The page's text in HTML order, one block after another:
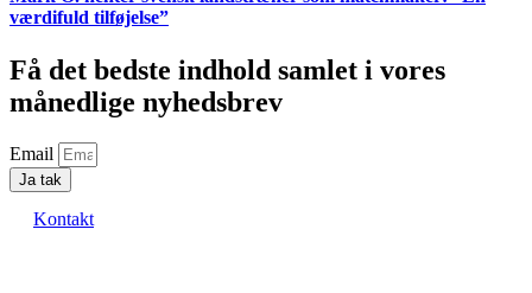
værdifuld tilføjelse”
Få det bedste indhold samlet i vores
månedlige nyhedsbrev
Email
Ja tak
Kontakt